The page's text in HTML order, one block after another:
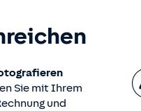
Sie mit Ihrem
und